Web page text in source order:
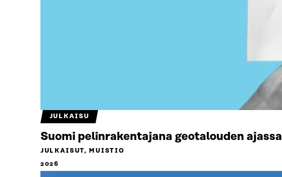
JULKAISU
Suomi pelinrakentajana geotalouden ajassa
JULKAISUT, MUISTIO
2026